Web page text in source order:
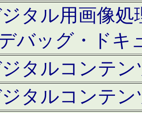
タル用画像
バッグ・ドキ
タルコンテ
タルコンテ